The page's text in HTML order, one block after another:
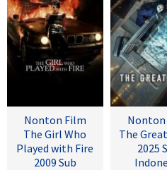
Nonton Film
The Girl Who
Played with Fire
2009 Sub
The
2025